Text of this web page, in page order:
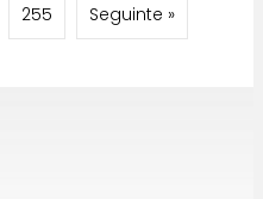
255 Seguinte »